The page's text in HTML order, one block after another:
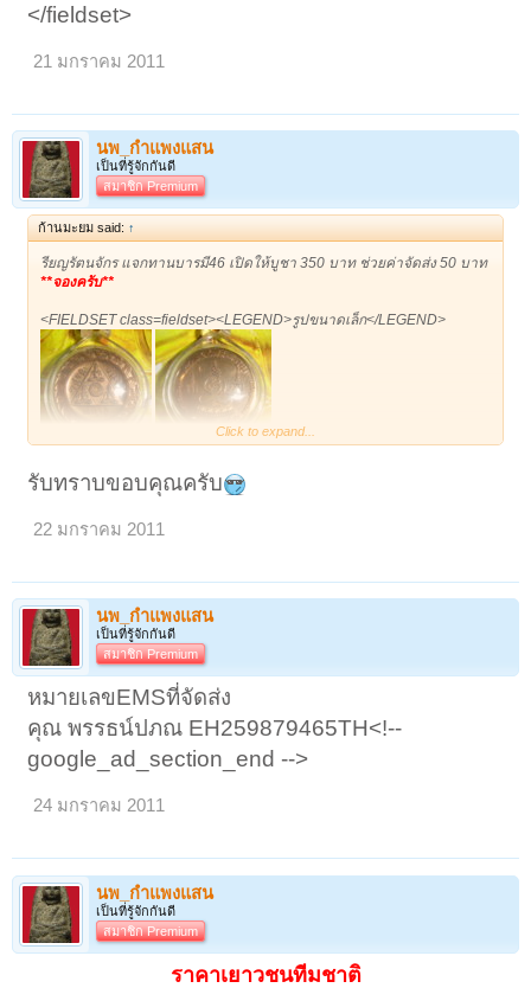
</fieldset>
21 มกราคม 2011
นพ_กำแพงแสน
เป็นที่รู้จักกันดี
สมาชิก Premium
ก้านมะยม said: ↑
รียญรัตนจักร แจกทานบารมี46 เปิดให้บูชา 350 บาท ช่วยค่าจัดส่ง 50 บาท
**จองครับ**
<FIELDSET class=fieldset><LEGEND>รูปขนาดเล็ก</LEGEND>
</FIELDSET>
Click to expand...
รับทราบขอบคุณครับ
22 มกราคม 2011
นพ_กำแพงแสน
เป็นที่รู้จักกันดี
สมาชิก Premium
หมายเลขEMSที่จัดส่ง
คุณ พรรธน์ปภณ EH259879465TH<!--
google_ad_section_end -->
24 มกราคม 2011
นพ_กำแพงแสน
เป็นที่รู้จักกันดี
สมาชิก Premium
ราคาเยาวชนทีมชาติ